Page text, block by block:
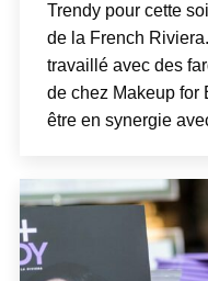
Trendy pour cette
de la French
travaillé avec des
de chez Makeup for
être en synergie